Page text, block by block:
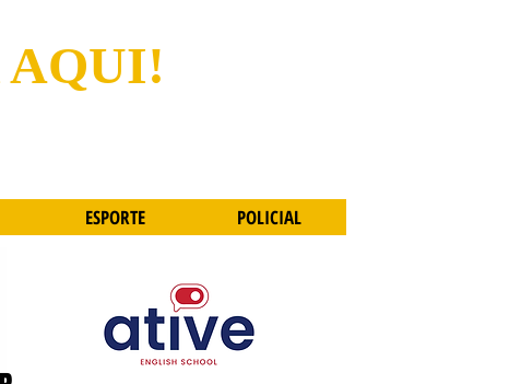
AQUI!
ESPORTE POLICIAL